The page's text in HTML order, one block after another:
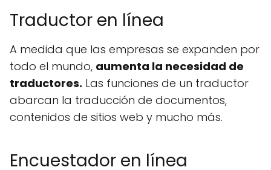
Traductor en línea
A medida que las empresas se expanden por
todo el mundo, aumenta la necesidad de
traductores. Las funciones de un traductor
abarcan la traducción de documentos,
contenidos de sitios web y mucho más.
Encuestador en línea